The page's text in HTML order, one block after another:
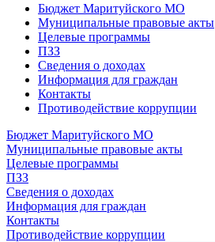
Бюджет Маритуйского МО
Муниципальные правовые акты
Целевые программы
ПЗЗ
Сведения о доходах
Информация для граждан
Контакты
Противодействие коррупции
Бюджет Маритуйского МО
Муниципальные правовые акты
Целевые программы
ПЗЗ
Сведения о доходах
Информация для граждан
Контакты
Противодействие коррупции